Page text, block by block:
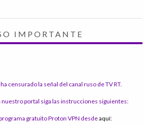
IMPORTANTE
censurado la señal del canal ruso de TV RT.
portal siga las instrucciones siguientes:
gratuito Proton VPN desdeaquí: